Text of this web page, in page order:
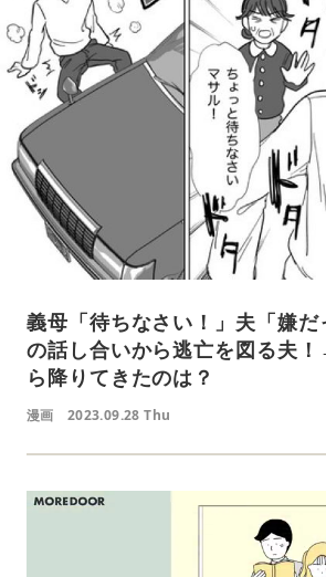
義母「待ちなさい！」夫「嫌
の話し合いから逃亡を図る夫
ら降りてきたのは？
漫画 2023.09.28 Thu